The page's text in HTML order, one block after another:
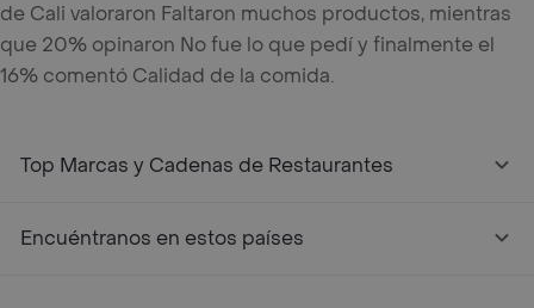
de Cali valoraron Faltaron muchos productos, mientras
que 20% opinaron No fue lo que pedí y finalmente el
16% comentó Calidad de la comida.
Top Marcas y Cadenas de Restaurantes
Encuéntranos en estos países